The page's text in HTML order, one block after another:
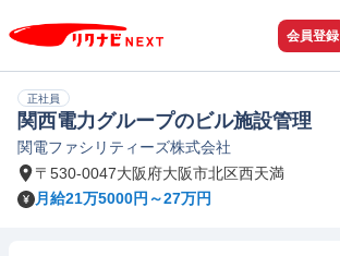
会員登録
正社員
関西電力グループのビル施設管理
関電ファシリティーズ株式会社
〒530-0047大阪府大阪市北区西天満
月給21万5000円～27万円